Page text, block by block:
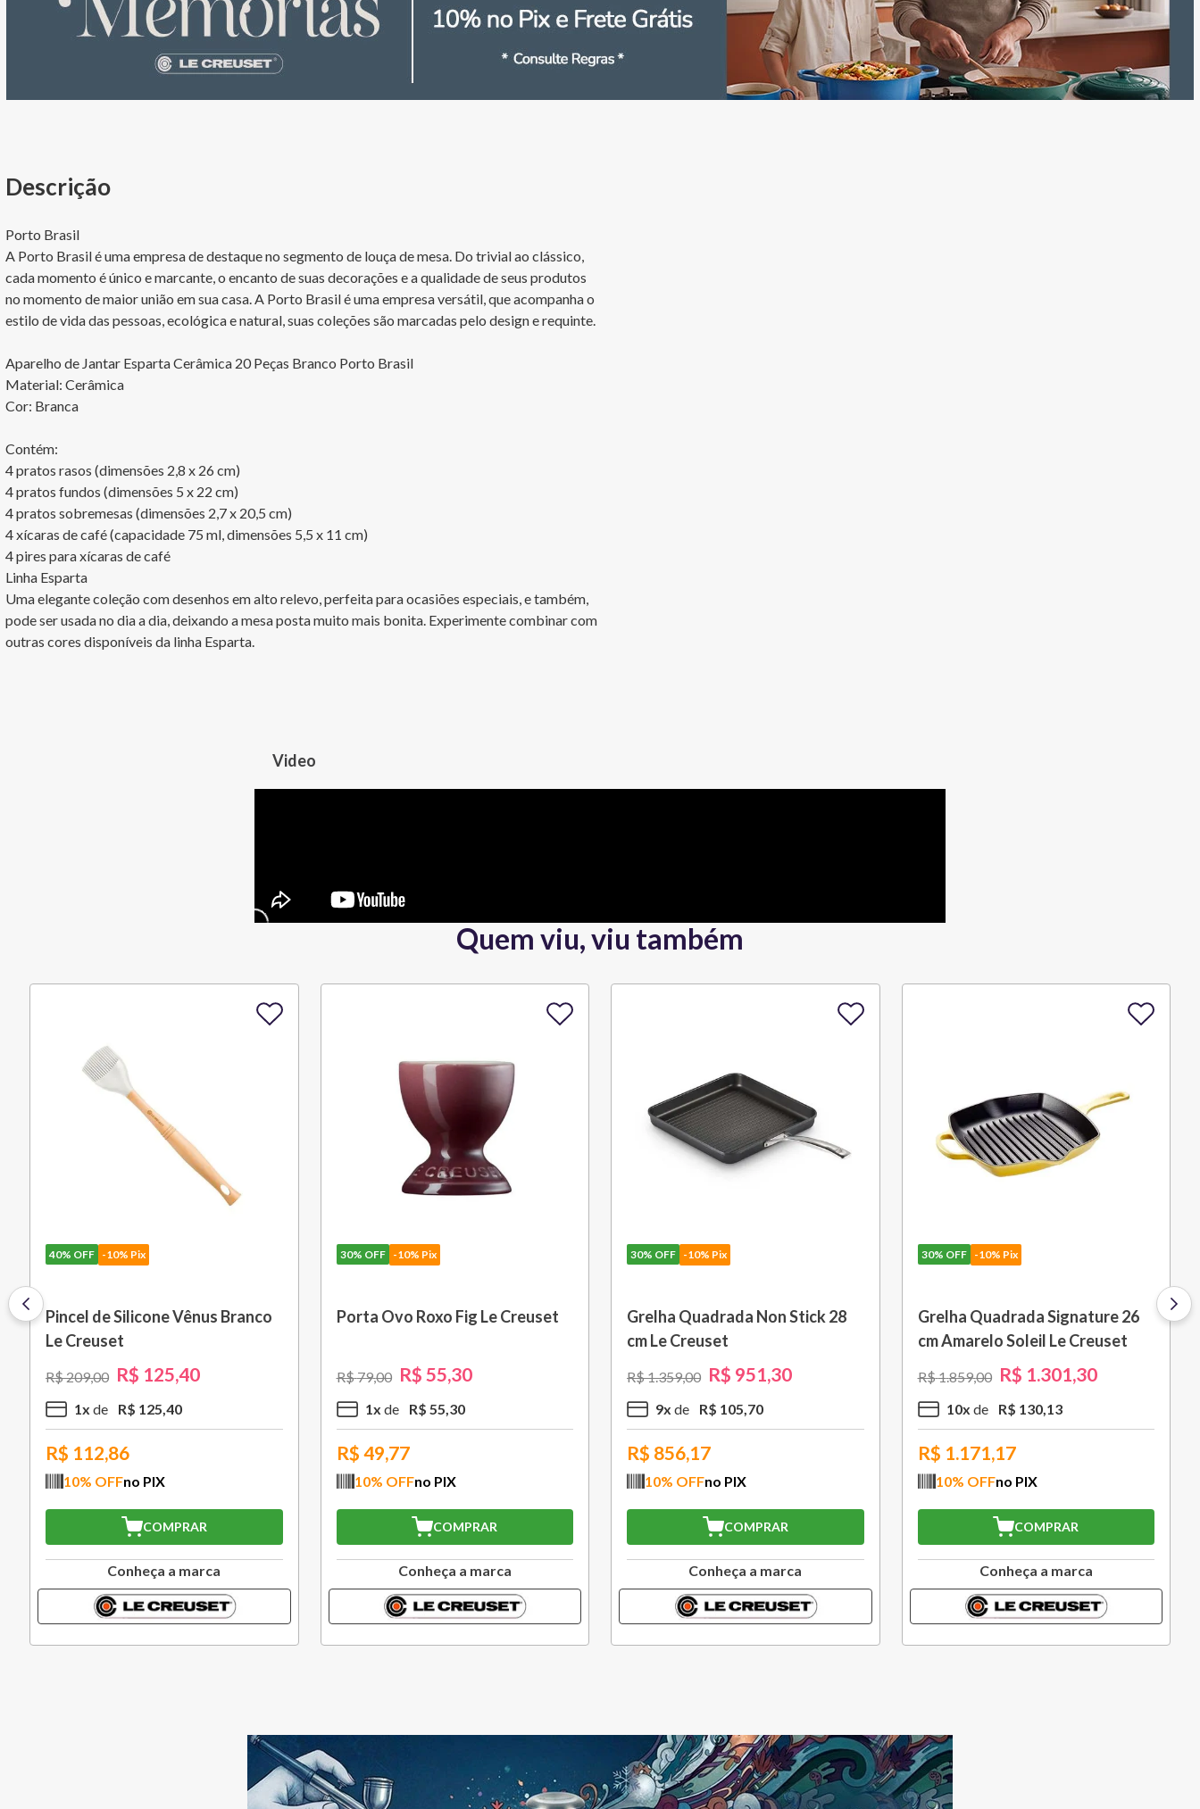
Porto Brasil
A Porto Brasil é uma empresa de destaque no segmento de louça de mesa. Do trivial ao clássico,
cada momento é único e marcante, o encanto de suas decorações e a qualidade de seus produtos
no momento de maior união em sua casa. A Porto Brasil é uma empresa versátil, que acompanha o
estilo de vida das pessoas, ecológica e natural, suas coleções são marcadas pelo design e requinte.
Aparelho de Jantar Esparta Cerâmica 20 Peças Branco Porto Brasil
Material: Cerâmica
Cor: Branca
Contém:
4 pratos rasos (dimensões 2,8 x 26 cm)
4 pratos fundos (dimensões 5 x 22 cm)
4 pratos sobremesas (dimensões 2,7 x 20,5 cm)
4 xícaras de café (capacidade 75 ml, dimensões 5,5 x 11 cm)
4 pires para xícaras de café
Linha Esparta
Uma elegante coleção com desenhos em alto relevo, perfeita para ocasiões especiais, e também,
pode ser usada no dia a dia, deixando a mesa posta muito mais bonita. Experimente combinar com
outras cores disponíveis da linha Esparta.
Video
Quem viu, viu também
40% OFF -10% Pix
Pincel de Silicone Vênus Branco
Le Creuset
R$209,00 R$ 125,40
1x R$ 125 ,40
R$ 112,86
10% OFFno PIX
COMPRAR
Conheça a marca
30% OFF -10% Pix
Porta Ovo Roxo Fig Le Creuset
R$79,00 R$ 55,30
1x R$ 55 30
R$ 49,77
10% OFFno PIX
COMPRAR
Conheça a marca
30% OFF -10% Pix
Grelha Quadrada Non Stick 28
cm Le Creuset
R$1.359,00 R$ 951,30
9x R$ 105 70
R$ 856,17
10% OFFno PIX
COMPRAR
Conheça a marca
30% OFF -10% Pix
Grelha Quadrada Signature 26
cm Amarelo Soleil Le Creuset
R$1.859,00 R$ 1.301,30
10x R$ 130, 13
R$ 1.171,17
10% OFFno PIX
COMPRAR
Conheça a marca